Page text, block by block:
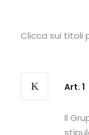
Clicca sui titoli
Art. 1
Il